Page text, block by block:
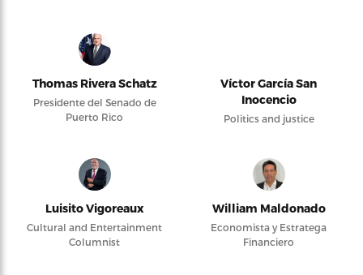
Thomas Rivera Schatz
Presidente del Senado de
Puerto Rico
Víctor García San
Inocencio
Politics and justice
Luisito Vigoreaux
Cultural and Entertainment
Columnist
William Maldonado
Economista y Estratega
Financiero